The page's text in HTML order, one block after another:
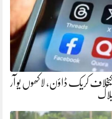
کریک ڈاؤن، لاکھوں یو آر